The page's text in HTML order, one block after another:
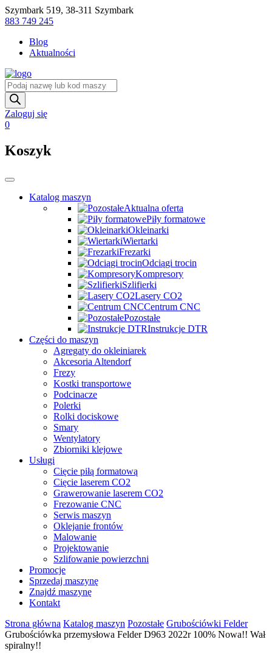
Skip
to
Szymbark 519, 38-311 Szymbark
883 749 245
Blog
Aktualności
Wyszukiwarka
produktów
Zaloguj się
0
Koszyk
Katalog maszyn
Aktualna oferta
Piły formatowe
Okleinarki
Wiertarki
Frezarki
Odciągi trocin
Kompresory
Szlifierki
Lasery CO2
Centrum CNC
Pozostałe
Instrukcje DTR
Części do maszyn
Agregaty do okleiniarek
Akcesoria Altendorf
Frezy
Kostki transportowe
Podcinacze
Polerki
Rolki dociskowe
Smary
Wentylatory
Zbiorniki klejowe
Usługi
Cięcie piłą formatową
Cięcie laserem CO2
Grawerowanie laserem CO2
Frezowanie CNC
Serwis maszyn
Oklejanie frontów
Malowanie
Projektowanie
Szlifowanie powierzchni
Promocje
Sprzedaj maszynę
Znajdź maszynę
Kontakt
Strona główna Katalog maszyn Pozostałe Grubościówki Felder
Grubościówka przemysłowa Felder D963 2022r 100% Nowa!! Wał
spiralny!!